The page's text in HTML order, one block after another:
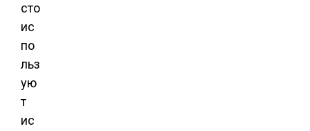
сто
ис
по
льз
ую
т
ис